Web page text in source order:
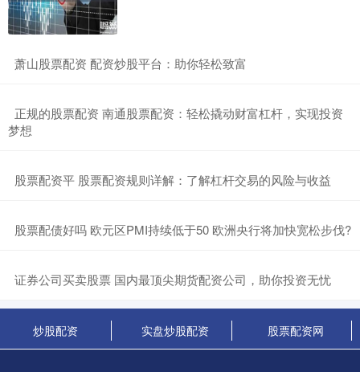
​萧山股票配资 配资炒股平台：助你轻松致富
​正规的股票配资 南通股票配资：轻松撬动财富杠杆，实现投资
梦想
​股票配资平 股票配资规则详解：了解杠杆交易的风险与收益
​股票配债好吗 欧元区PMI持续低于50 欧洲央行将加快宽松步伐?
​证券公司买卖股票 国内最顶尖期货配资公司，助你投资无忧
炒股配资 实盘炒股配资 股票配资网